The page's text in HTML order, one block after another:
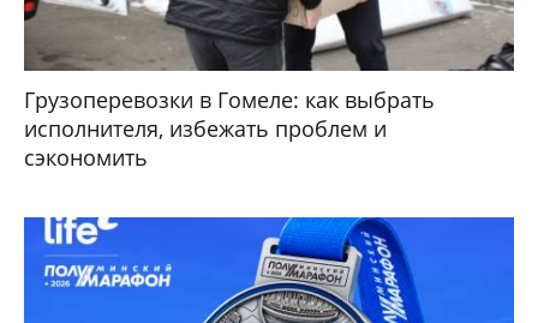
Грузоперевозки в Гомеле: как выбрать
исполнителя, избежать проблем и
сэкономить